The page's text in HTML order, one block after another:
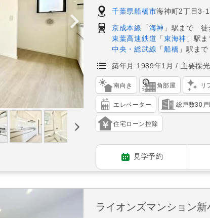
千葉県船橋市海神町2丁目3-
京成本線 「 海神 」駅まで 徒
東葉高速鉄道 「 東海神 」駅
中央・総武線 「 船橋 」駅ま
築年月:1989年1月 主要採
南向き 角部屋 リ
エレベーター 総戸数30戸
住宅ローン控除
見学予約
ライオンズマンション新